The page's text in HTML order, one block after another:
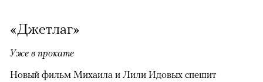
«Джетлаг»
Уже в прокате
Новый фильм Михаила и Лили Идовых спешит